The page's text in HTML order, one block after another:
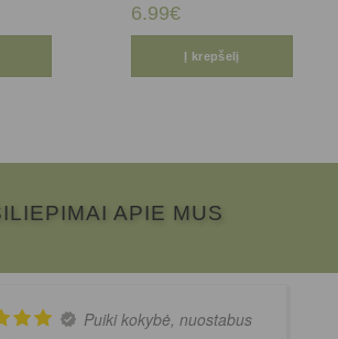
6.99€
Į krepšelį
APIE MUS
Puiki kokybė, nuostabus